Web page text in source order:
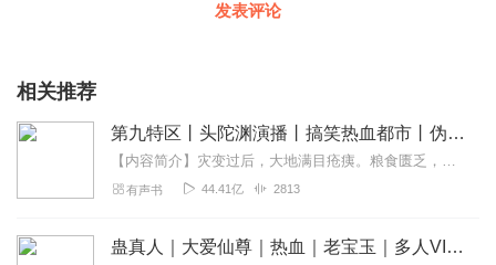
发表评论
相关推荐
第九特区丨头陀渊演播丨搞笑热血都市丨伪戒丨VIP免费多人有声剧
【内容简介】灾变过后，大地满目疮痍。粮食匮乏，资源紧俏，局势混乱……一位从待规划区杀出来的青年，背对着漫天黄沙，孤身来到九区谋生，却不曾想偶然结识三五好友，一念...
有声书 44.41亿 2813
蛊真人｜大爱仙尊｜热血｜老宝玉｜多人VIP免费有声剧